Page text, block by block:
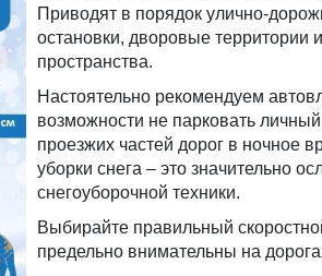
Приводят в порядок улично-
остановки, дворовые территории
пространства.
Настоятельно рекомендуем
возможности не парковать
проезжих частей дорог в ночное
уборки снега – это значительно
снегоуборочной техники.
Выбирайте правильный
предельно внимательны на